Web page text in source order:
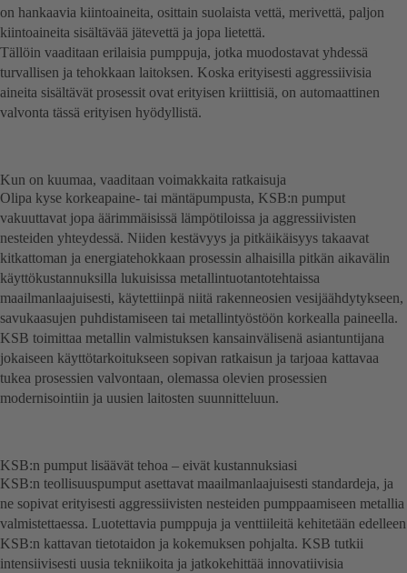
on hankaavia kiintoaineita, osittain suolaista vettä, merivettä, paljon
kiintoaineita sisältävää jätevettä ja jopa lietettä.
Tällöin vaaditaan erilaisia pumppuja, jotka muodostavat yhdessä
turvallisen ja tehokkaan laitoksen. Koska erityisesti aggressiivisia
aineita sisältävät prosessit ovat erityisen kriittisiä, on automaattinen
valvonta tässä erityisen hyödyllistä.
Kun on kuumaa, vaaditaan voimakkaita ratkaisuja
Olipa kyse korkeapaine- tai mäntäpumpusta, KSB:n pumput
vakuuttavat jopa äärimmäisissä lämpötiloissa ja aggressiivisten
nesteiden yhteydessä. Niiden kestävyys ja pitkäikäisyys takaavat
kitkattoman ja energiatehokkaan prosessin alhaisilla pitkän aikavälin
käyttökustannuksilla lukuisissa metallintuotantotehtaissa
maailmanlaajuisesti, käytettiinpä niitä rakenneosien vesijäähdytykseen,
savukaasujen puhdistamiseen tai metallintyöstöön korkealla paineella.
KSB toimittaa metallin valmistuksen kansainvälisenä asiantuntijana
jokaiseen käyttötarkoitukseen sopivan ratkaisun ja tarjoaa kattavaa
tukea prosessien valvontaan, olemassa olevien prosessien
modernisointiin ja uusien laitosten suunnitteluun.
KSB:n pumput lisäävät tehoa – eivät kustannuksiasi
KSB:n teollisuuspumput asettavat maailmanlaajuisesti standardeja, ja
ne sopivat erityisesti aggressiivisten nesteiden pumppaamiseen metallia
valmistettaessa. Luotettavia pumppuja ja venttiileitä kehitetään edelleen
KSB:n kattavan tietotaidon ja kokemuksen pohjalta. KSB tutkii
intensiivisesti uusia tekniikoita ja jatkokehittää innovatiivisia